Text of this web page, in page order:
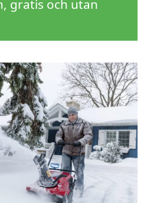
gratis och utan